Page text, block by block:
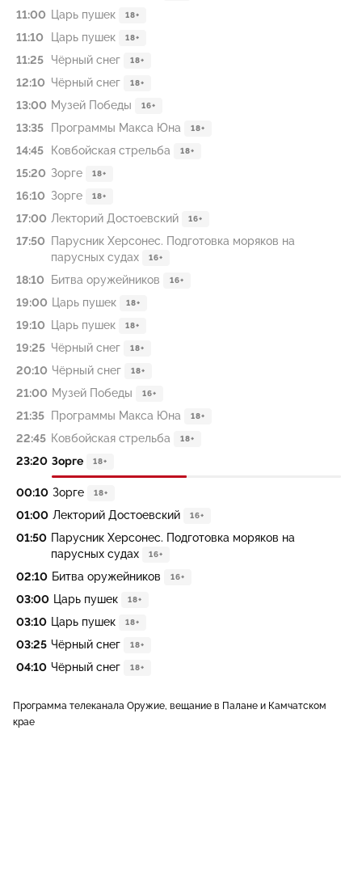
11:00 Царь пушек 18+
11:10 Царь пушек 18+
11:25 Чёрный снег 18+
12:10 Чёрный снег 18+
13:00 Музей Победы 16+
13:35 Программы Макса Юна 18+
14:45 Ковбойская стрельба 18+
15:20 Зорге 18+
16:10 Зорге 18+
17:00 Лекторий Достоевский 16+
17:50
Парусник Херсонес. Подготовка моряков на
парусных судах
16+
18:10 Битва оружейников 16+
19:00 Царь пушек 18+
19:10 Царь пушек 18+
19:25 Чёрный снег 18+
20:10 Чёрный снег 18+
21:00 Музей Победы 16+
21:35 Программы Макса Юна 18+
22:45 Ковбойская стрельба 18+
23:20 Зорге 18+
00:10 Зорге 18+
01:00 Лекторий Достоевский 16+
01:50 Парусник Херсонес. Подготовка моряков на
парусных судах
16+
02:10 Битва оружейников 16+
03:00 Царь пушек 18+
03:10 Царь пушек 18+
03:25 Чёрный снег 18+
04:10 Чёрный снег 18+
Программа телеканала Оружие, вещание в Палане и Камчатском
крае